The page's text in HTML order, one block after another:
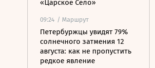
«Царское Село»
09:24 / Маршрут
Петербуржцы увидят 79%
солнечного затмения 12
августа: как не пропустить
редкое явление